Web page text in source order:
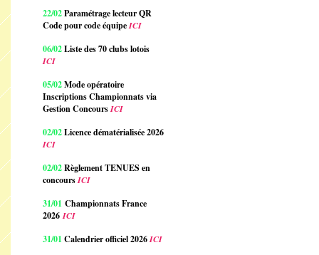
22/02Paramétrage lecteur QR
Code pour code équipeICI
06/02Liste des 70 clubs lotois
ICI
05/02Mode opératoire
Inscriptions Championnats via
Gestion ConcoursICI
02/02Licence dématérialisée 2026
ICI
02/02Règlement TENUES en
concoursICI
31/01 Championnats France
2026 ICI
31/01 Calendrier officiel 2026ICI